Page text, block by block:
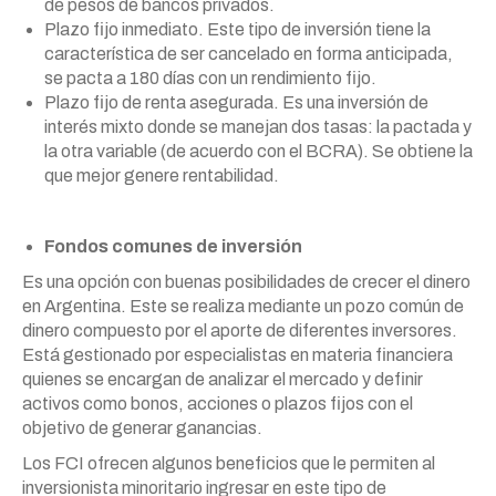
de pesos de bancos privados.
Plazo fijo inmediato. Este tipo de inversión tiene la
característica de ser cancelado en forma anticipada,
se pacta a 180 días con un rendimiento fijo.
Plazo fijo de renta asegurada. Es una inversión de
interés mixto donde se manejan dos tasas: la pactada y
la otra variable (de acuerdo con el BCRA). Se obtiene la
que mejor genere rentabilidad.
Fondos comunes de inversión
Es una opción con buenas posibilidades de crecer el dinero
en Argentina. Este se realiza mediante un pozo común de
dinero compuesto por el aporte de diferentes inversores.
Está gestionado por especialistas en materia financiera
quienes se encargan de analizar el mercado y definir
activos como bonos, acciones o plazos fijos con el
objetivo de generar ganancias.
Los FCI ofrecen algunos beneficios que le permiten al
inversionista minoritario ingresar en este tipo de